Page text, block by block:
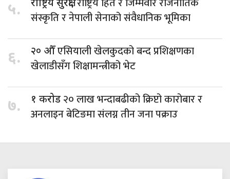
५. राष्ट्रिय सुरक्षा,
संस्कृति र नेपाली सेनाको संवैधानिक भूमिका
६. २० औँएसियाली खेलकुदको बन्द प्रशिक्षणका
खेलाडीसँग शिक्षामन्त्रीको भेट
७. १ करोड २० लाख भन्दाबढीको क्रिप्टो कारोबार र
अनलाइन बेटिङमा संलग्न तीन जना पक्राउ